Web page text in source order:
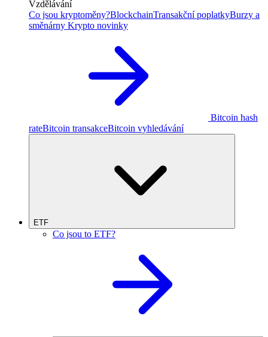
Vzdělávání
Co jsou kryptoměny?BlockchainTransakční poplatkyBurzy a
směnárny Krypto novinky
Bitcoin hash
rateBitcoin transakceBitcoin vyhledávání
ETF
Co jsou to ETF?